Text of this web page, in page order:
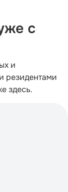
с
и
резидентами
здесь.